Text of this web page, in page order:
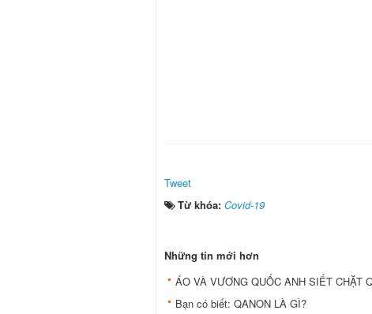
Tweet
Từ khóa: Covid-19
Những tin mới hơn
ÁO VÀ VƯƠNG QUỐC ANH SIẾT CHẶT
Bạn có biết: QANON LÀ GÌ?